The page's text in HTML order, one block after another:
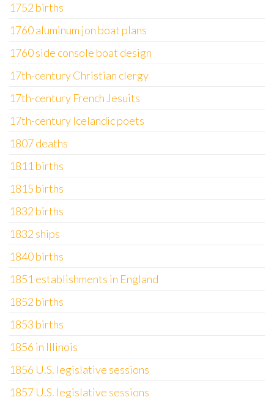
1752 births
1760 aluminum jon boat plans
1760 side console boat design
17th-century Christian clergy
17th-century French Jesuits
17th-century Icelandic poets
1807 deaths
1811 births
1815 births
1832 births
1832 ships
1840 births
1851 establishments in England
1852 births
1853 births
1856 in Illinois
1856 U.S. legislative sessions
1857 U.S. legislative sessions